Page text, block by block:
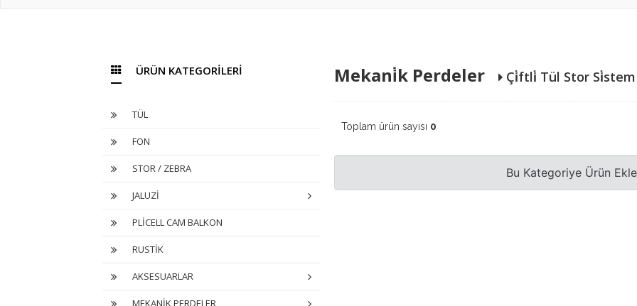
ÜRÜN KATEGORİLERİ
TÜL
FON
STOR / ZEBRA
JALUZİ
PLİCELL CAM BALKON
RUSTİK
AKSESUARLAR
MEKANİK PERDELER
Mekani̇k Perdeler Çi̇ftli̇ Tül Stor Si̇stem
Toplam ürün sayısı 0
Bu Kategoriye Ürün